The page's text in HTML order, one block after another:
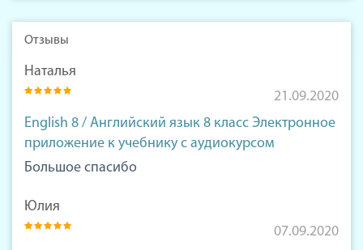
Отзывы
Наталья
21.09.2020
English 8 / Английский язык 8 класс Электронное
приложение к учебнику с аудиокурсом
Большое спасибо
Юлия
07.09.2020